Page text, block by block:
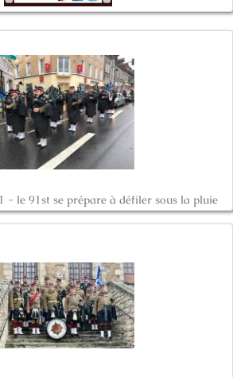
- le 91st se prépare à défiler sous la pluie